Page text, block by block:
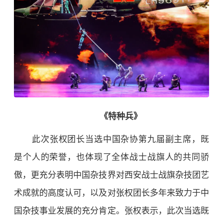
《特种兵》
此次张权团长当选中国杂协第九届副主席，既
是个人的荣誉，也体现了全体战士战旗人的共同骄
傲，更充分表明中国杂技界对西安战士战旗杂技团艺
术成就的高度认可，以及对张权团长多年来致力于中
国杂技事业发展的充分肯定。张权表示，此次当选既